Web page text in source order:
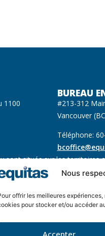
Nous
offrir les meilleures
pour stocker et/ou accéder
Accepter
1100
BUREAU
#213-312
Vancouver
Téléphone:
sont situés sur les territoires
Sḵwx̱wú7mesh
suite